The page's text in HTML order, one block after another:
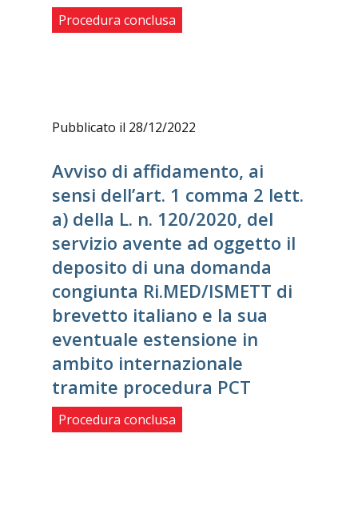
Procedura conclusa
Pubblicato il 28/12/2022
Avviso di affidamento, ai
sensi dell’art. 1 comma 2 lett.
a) della L. n. 120/2020, del
servizio avente ad oggetto il
deposito di una domanda
congiunta Ri.MED/ISMETT di
brevetto italiano e la sua
eventuale estensione in
ambito internazionale
tramite procedura PCT
Procedura conclusa